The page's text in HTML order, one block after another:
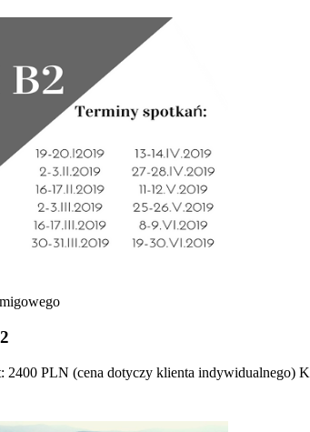
2400 PLN (cena dotyczy klienta indywidualnego)